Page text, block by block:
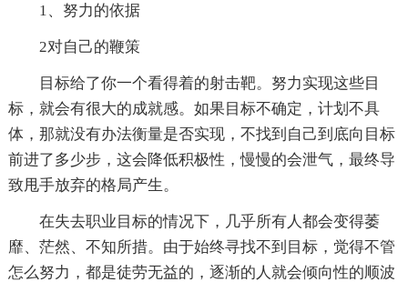
1、努力的依据
2对自己的鞭策
目标给了你一个看得着的射击靶。努力实现这些目
标，就会有很大的成就感。如果目标不确定，计划不具
体，那就没有办法衡量是否实现，不找到自己到底向目标
前进了多少步，这会降低积极性，慢慢的会泄气，最终导
致甩手放弃的格局产生。
在失去职业目标的情况下，几乎所有人都会变得萎
靡、茫然、不知所措。由于始终寻找不到目标，觉得不管
怎么努力，都是徒劳无益的，逐渐的人就会倾向性的顺波